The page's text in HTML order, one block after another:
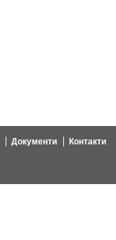
Документи Контакти